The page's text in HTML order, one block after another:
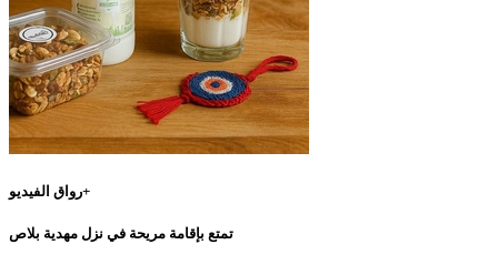
رواق الفيديو+
تمتع بإقامة مريحة في نزل مهدية بلاص